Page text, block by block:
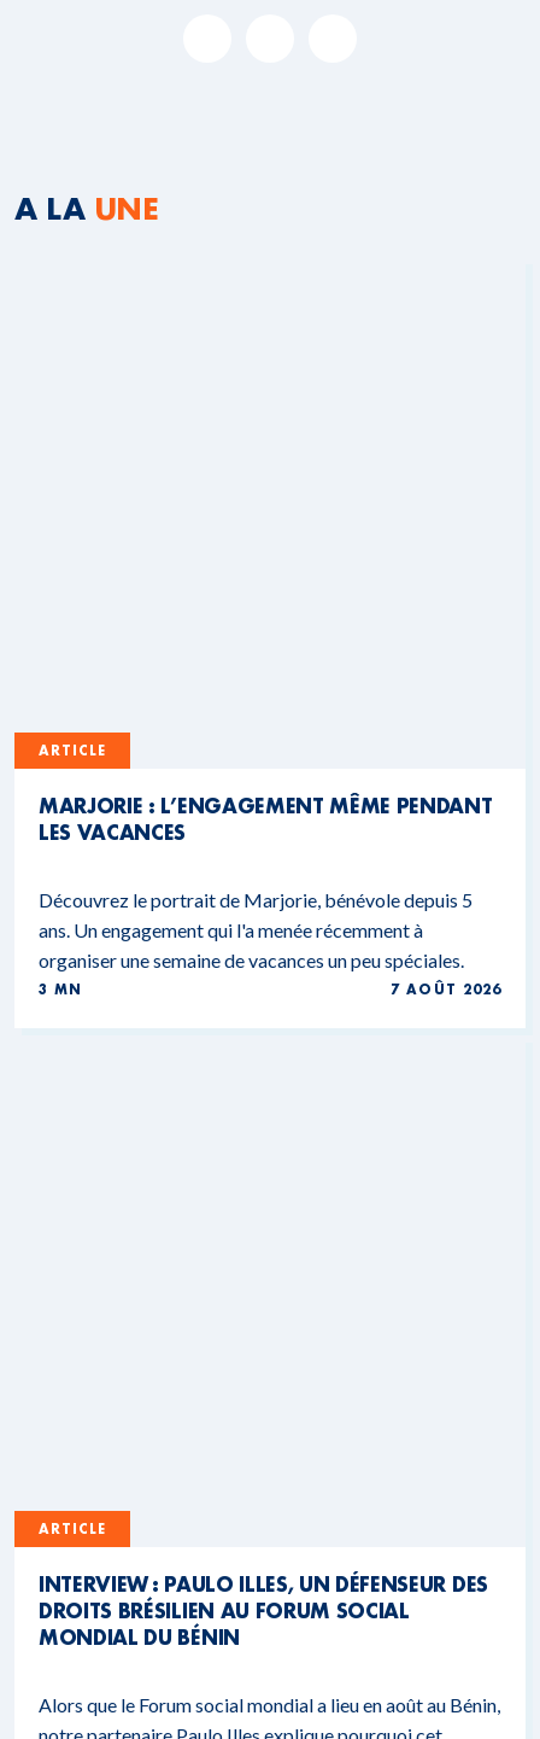
A LA UNE
ARTICLE
MARJORIE : L’ENGAGEMENT MÊME PENDANT
LES VACANCES
Découvrez le portrait de Marjorie, bénévole depuis 5
ans. Un engagement qui l'a menée récemment à
organiser une semaine de vacances un peu spéciales.
3 MN 7 AOÛT 2026
ARTICLE
INTERVIEW : PAULO ILLES, UN DÉFENSEUR DES
DROITS BRÉSILIEN AU FORUM SOCIAL
MONDIAL DU BÉNIN
Alors que le Forum social mondial a lieu en août au Bénin,